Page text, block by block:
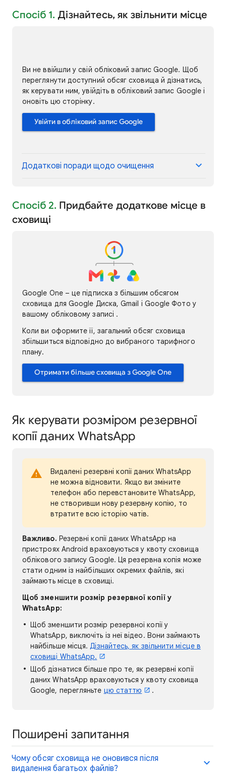
Спосіб 1. Дізнайтесь, як звільнити місце
Ви не ввійшли у свій обліковий запис Google. Щоб
переглянути доступний обсяг сховища й дізнатись,
як керувати ним, увійдіть в обліковий запис Google і
оновіть цю сторінку.
Увійти в обліковий запис Google
Додаткові поради щодо очищення
Спосіб 2. Придбайте додаткове місце в
сховищі
Google One – це підписка з більшим обсягом
сховища для Google Диска, Gmail і Google Фото у
вашому обліковому записі .
Коли ви оформите її, загальний обсяг сховища
збільшиться відповідно до вибраного тарифного
плану.
Отримати більше сховища з Google One
Як керувати розміром резервної
копії даних WhatsApp
Видалені резервні копії даних WhatsApp
не можна відновити. Якщо ви зміните
телефон або перевстановите WhatsApp,
не створивши нову резервну копію, то
втратите всю історію чатів.
Важливо. Резервні копії даних WhatsApp на
пристроях Android враховуються у квоту сховища
облікового запису Google. Ця резервна копія може
стати одним із найбільших окремих файлів, які
займають місце в сховищі.
Щоб зменшити розмір резервної копії у
WhatsApp:
Щоб зменшити розмір резервної копії у
WhatsApp, виключіть із неї відео. Вони займають
найбільше місця.Дізнайтесь, як звільнити місце в
сховищі WhatsApp.
Щоб дізнатися більше про те, як резервні копії
даних WhatsApp враховуються у квоту сховища
Google, перегляньте цю статтю .
Поширені запитання
Чому обсяг сховища не оновився після
видалення багатьох файлів?